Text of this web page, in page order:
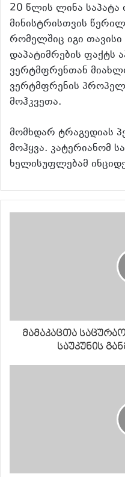
20 წლის ლინა საპატა
მინისტრისთვის
რომელშიც იგი თავისი
დაპატიმრების ფაქტს
ვერტმფრენთან
ვერტმფრენის
მოჰკვეთა.
მომხდარ ტრაგედიას
მოჰყვა. კატერიანომ
ხელისუფლებამ
მამაკაცთა
საუკუნის